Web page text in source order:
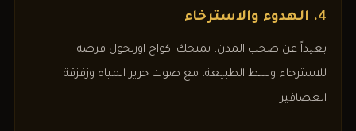
4. الهدوء والاسترخاء
بعيداً عن صخب المدن، تمنحك اكواخ اوزنجول فرصة
للاسترخاء وسط الطبيعة، مع صوت خرير المياه وزقزقة
العصافير